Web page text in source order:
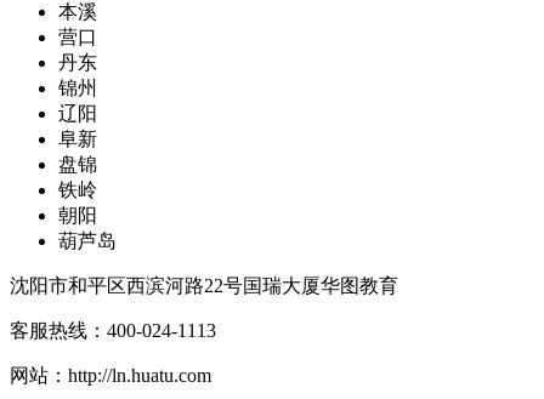
本溪
营口
丹东
锦州
辽阳
阜新
盘锦
铁岭
朝阳
葫芦岛
沈阳市和平区西滨河路22号国瑞大厦华图教育
客服热线： 400-024-1113
网站： http://ln.huatu.com